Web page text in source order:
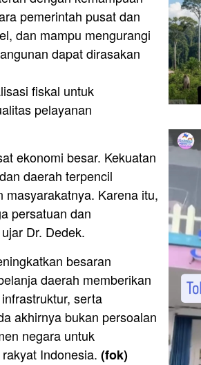
pemerintah pusat dan
dan mampu mengurangi
dapat dirasakan
fiskal untuk
pelayanan
ekonomi besar. Kekuatan
daerah terpencil
masyarakatnya. Karena itu,
persatuan dan
Dr. Dedek.
besaran
daerah memberikan
serta
akhirnya bukan persoalan
negara untuk
Indonesia. (fok)